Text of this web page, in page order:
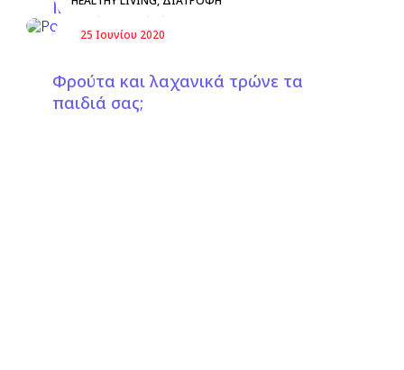
Μπαϊρακτάρη
25 Ιουνίου 2020
Φρούτα και λαχανικά τρώνε τα
παιδιά σας;